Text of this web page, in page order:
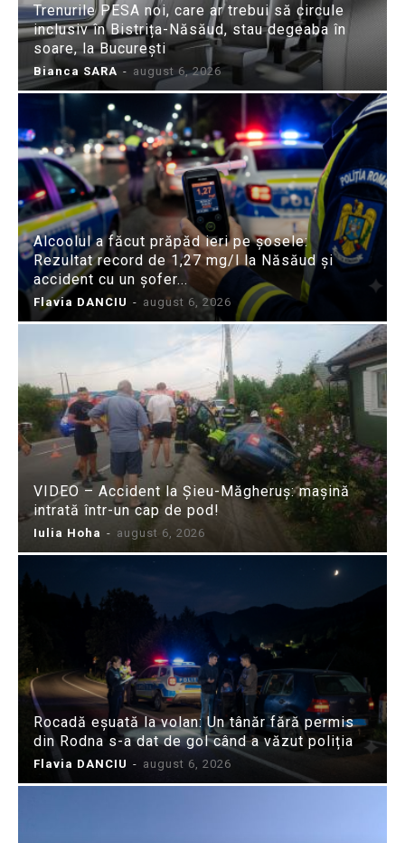
Trenurile PESA noi, care ar trebui să circule
inclusiv în Bistrița-Năsăud, stau degeaba în
soare, la București
Bianca SARA - august 6, 2026
Alcoolul a făcut prăpăd ieri pe șosele:
Rezultat record de 1,27 mg/l la Năsăud și
accident cu un șofer...
Flavia DANCIU - august 6, 2026
VIDEO – Accident la Șieu-Măgheruș: mașină
intrată într-un cap de pod!
Iulia Hoha - august 6, 2026
Rocadă eșuată la volan: Un tânăr fără permis
din Rodna s-a dat de gol când a văzut poliția
Flavia DANCIU - august 6, 2026